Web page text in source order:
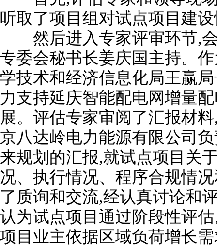
听取了项目组对试点项目建
然后进入专家评审环节,会
专委会秘书长姜庆国主持。
学技术和经济信息化局王赢
力支持延庆智能配电网增量
展。评估专家审阅了汇报材
京八达岭电力能源有限公司
来规划的汇报,就试点项目关
况、执行情况、程序合规情
了质询和交流,经认真讨论和
认为试点项目通过阶段性评
项目业主依据区域负荷增长